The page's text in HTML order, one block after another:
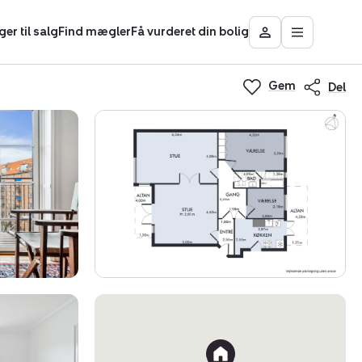
til salgFind mæglerFå vurderet din bolig
Besøg
Mit
Nybolig
Åbn
Gem Del